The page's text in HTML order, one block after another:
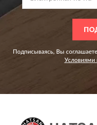
Подписываясь, Вы
Условиями